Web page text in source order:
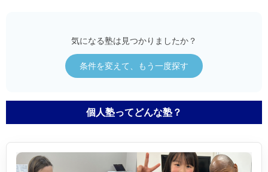
気になる塾は見つかりましたか？
条件を変えて、もう一度探す
個人塾ってどんな塾？